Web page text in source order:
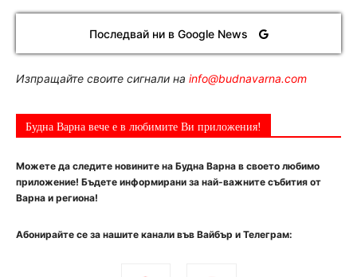
Последвай ни в Google News
Изпращайте своите сигнали на info@budnavarna.com
Будна Варна вече е в любимите Ви приложения!
Можете да следите новините на Будна Варна в своето любимо
приложение! Бъдете информирани за най-важните събития от
Варна и региона!
Абонирайте се за нашите канали във Вайбър и Телеграм: